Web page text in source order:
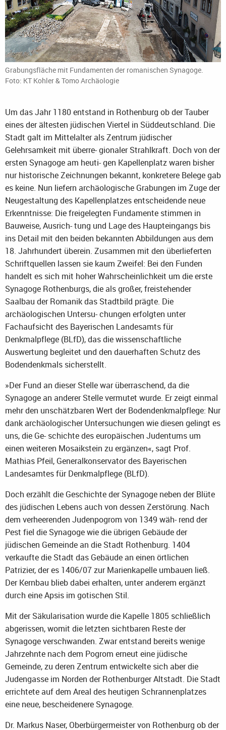
Grabungsfläche mit Fundamenten der romanischen Synagoge.
Foto: KT Kohler & Tomo Archäologie
Um das Jahr 1180 entstand in Rothenburg ob der Tauber
eines der ältesten jüdischen Viertel in Süddeutschland. Die
Stadt galt im Mittelalter als Zentrum jüdischer
Gelehrsamkeit mit überre- gionaler Strahlkraft. Doch von der
ersten Synagoge am heuti- gen Kapellenplatz waren bisher
nur historische Zeichnungen bekannt, konkretere Belege gab
es keine. Nun liefern archäologische Grabungen im Zuge der
Neugestaltung des Kapellenplatzes entscheidende neue
Erkenntnisse: Die freigelegten Fundamente stimmen in
Bauweise, Ausrich- tung und Lage des Haupteingangs bis
ins Detail mit den beiden bekannten Abbildungen aus dem
18. Jahrhundert überein. Zusammen mit den überlieferten
Schriftquellen lassen sie kaum Zweifel: Bei den Funden
handelt es sich mit hoher Wahrscheinlichkeit um die erste
Synagoge Rothenburgs, die als großer, freistehender
Saalbau der Romanik das Stadtbild prägte. Die
archäologischen Untersu- chungen erfolgten unter
Fachaufsicht des Bayerischen Landesamts für
Denkmalpflege (BLfD), das die wissenschaftliche
Auswertung begleitet und den dauerhaften Schutz des
Bodendenkmals sicherstellt.
»Der Fund an dieser Stelle war überraschend, da die
Synagoge an anderer Stelle vermutet wurde. Er zeigt einmal
mehr den unschätzbaren Wert der Bodendenkmalpflege: Nur
dank archäologischer Untersuchungen wie diesen gelingt es
uns, die Ge- schichte des europäischen Judentums um
einen weiteren Mosaikstein zu ergänzen«, sagt Prof.
Mathias Pfeil, Generalkonservator des Bayerischen
Landesamtes für Denkmalpflege (BLfD).
Doch erzählt die Geschichte der Synagoge neben der Blüte
des jüdischen Lebens auch von dessen Zerstörung. Nach
dem verheerenden Judenpogrom von 1349 wäh- rend der
Pest fiel die Synagoge wie die übrigen Gebäude der
jüdischen Gemeinde an die Stadt Rothenburg. 1404
verkaufte die Stadt das Gebäude an einen örtlichen
Patrizier, der es 1406/07 zur Marienkapelle umbauen ließ.
Der Kernbau blieb dabei erhalten, unter anderem ergänzt
durch eine Apsis im gotischen Stil.
Mit der Säkularisation wurde die Kapelle 1805 schließlich
abgerissen, womit die letzten sichtbaren Reste der
Synagoge verschwanden. Zwar entstand bereits wenige
Jahrzehnte nach dem Pogrom erneut eine jüdische
Gemeinde, zu deren Zentrum entwickelte sich aber die
Judengasse im Norden der Rothenburger Altstadt. Die Stadt
errichtete auf dem Areal des heutigen Schrannenplatzes
eine neue, bescheidenere Synagoge.
Dr. Markus Naser, Oberbürgermeister von Rothenburg ob der